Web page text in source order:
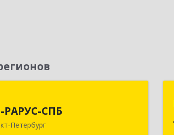
РАРУС-СПБ
Петербург
округ Аптекарский